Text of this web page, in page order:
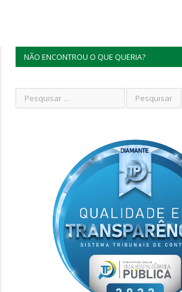
NÃO ENCONTROU O QUE QUERIA?